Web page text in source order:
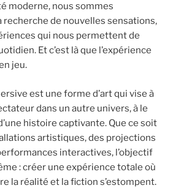
moderne, nous sommes
recherche de nouvelles sensations,
qui nous permettent de
Et c’est là que l’expérience
jeu.
est une forme d’art qui vise à
dans un autre univers, à le
histoire captivante. Que ce soit
artistiques, des projections
interactives, l’objectif
: créer une expérience totale où
la réalité et la fiction s’estompent.